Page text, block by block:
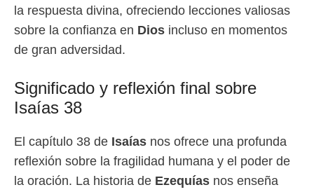
la respuesta divina, ofreciendo lecciones valiosas
sobre la confianza en Dios incluso en momentos
de gran adversidad.
Significado y reflexión final sobre
Isaías 38
El capítulo 38 de Isaías nos ofrece una profunda
reflexión sobre la fragilidad humana y el poder de
la oración. La historia de Ezequías nos enseña